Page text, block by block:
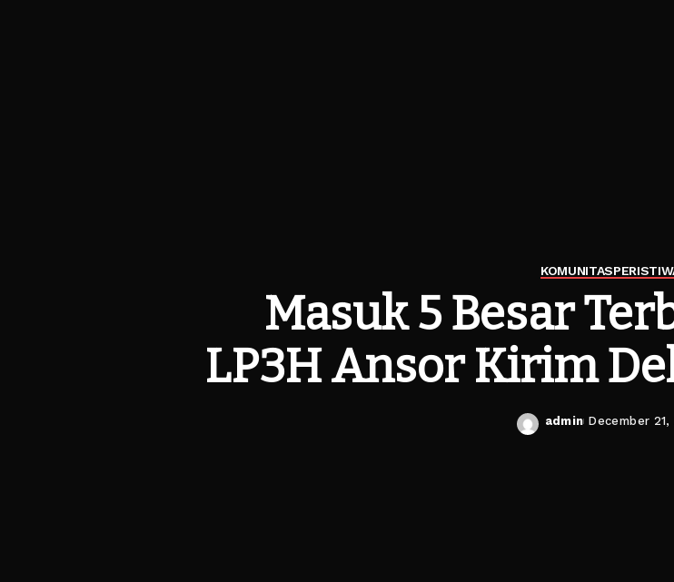
KOMUNITAS
Masuk 5 Besar
LP3H Ansor Kirim
admin December 21,